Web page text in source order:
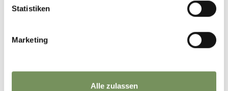
Statistiken
Marketing
Alle zulassen